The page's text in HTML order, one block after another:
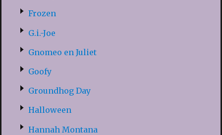
Frozen
G.i.-Joe
Gnomeo en Juliet
Goofy
Groundhog Day
Halloween
Hannah Montana